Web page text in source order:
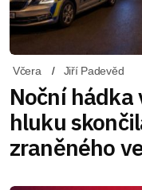
Včera Jiří Padevěd
Noční
hluku
zraněného